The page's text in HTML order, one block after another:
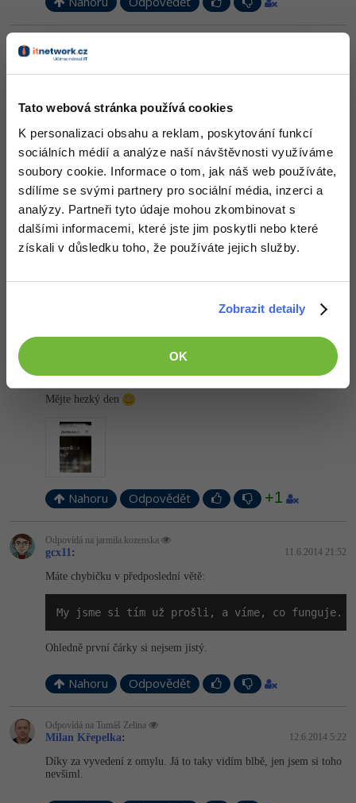
Tato webová stránka používá cookies
K personalizaci obsahu a reklam, poskytování funkcí
sociálních médií a analýze naší návštěvnosti využíváme
soubory cookie. Informace o tom, jak náš web používáte,
sdílíme se svými partnery pro sociální média, inzerci a
analýzy. Partneři tyto údaje mohou zkombinovat s
dalšími informacemi, které jste jim poskytli nebo které
získali v důsledku toho, že používáte jejich služby.
Zobrazit detaily
OK
metoda, kolik za to, atp.
Nahoru Odpovědět
Odpovídá na Tomáš Zelina
Milan Křepelka: 11.6.2014 21:07
Lidi kteří používají prohlížeč který si ty fonty umí stáhnout,
nemusí vůbec vidět to co vidíš ty.
11.6.2014 21:36
Tak to bych v tom případě chtěl vidět, jaký geniální prohlížeč
používáte vy, protože ani Firefox na linuxu, ani Chrome na
androidu mi nechce zobrazit to kroužkované u ve stejném fontu
jako ostatní písmena nadpisu.
Mějte hezký den
Nahoru Odpovědět +1
Odpovídá na jarmila.kozenska
gcx11: 11.6.2014 21:52
Máte chybičku v předposlední větě:
My jsme si tím už prošli, a víme, co funguje.
Ohledně první čárky si nejsem jistý.
Nahoru Odpovědět
Odpovídá na Tomáš Zelina
Milan Křepelka: 12.6.2014 5:22
Díky za vyvedení z omylu. Já to taky vidím blbě, jen jsem si toho
nevšiml.